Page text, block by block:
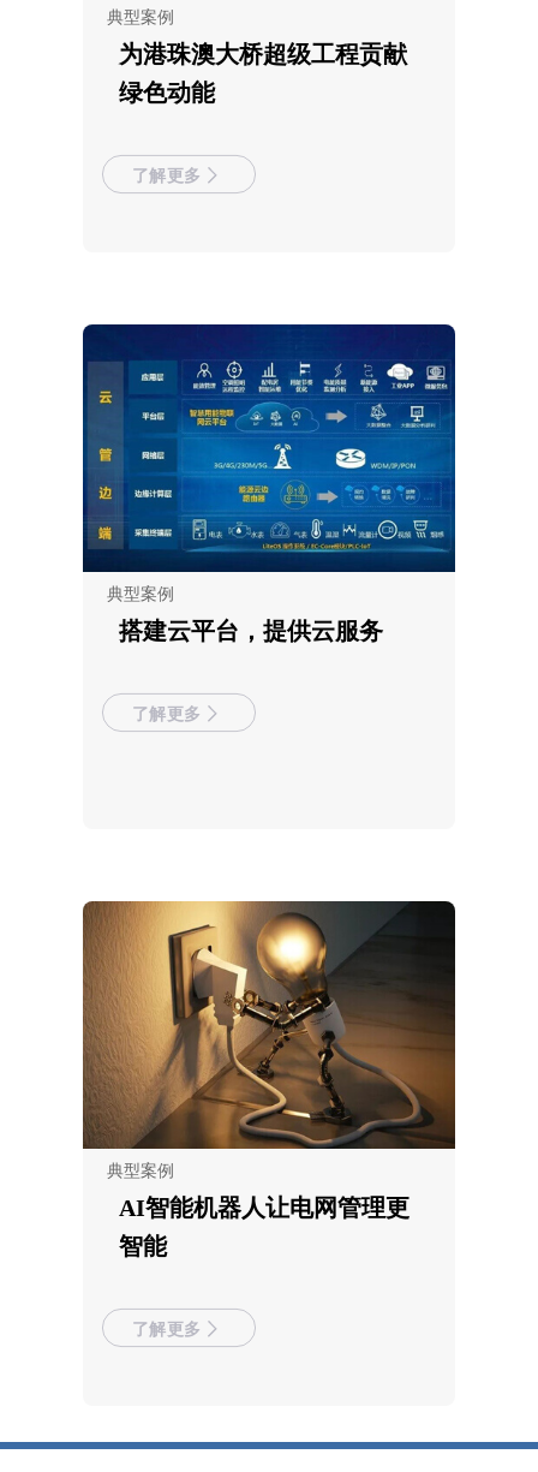
典型案例
为港珠澳大桥超级工程贡献
绿色动能
了解更多
典型案例
搭建云平台，提供云服务
了解更多
典型案例
AI智能机器人让电网管理更
智能
了解更多